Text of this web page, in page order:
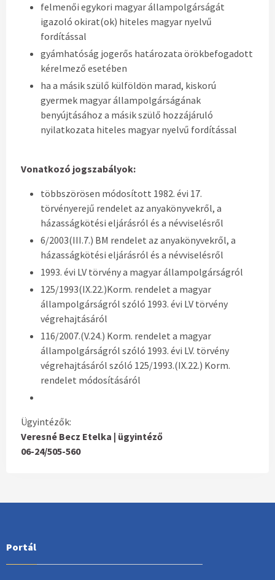
felmenői egykori magyar állampolgárságát
igazoló okirat(ok) hiteles magyar nyelvű
fordítással
gyámhatóság jogerős határozata örökbefogadott
kérelmező esetében
ha a másik szülő külföldön marad, kiskorú
gyermek magyar állampolgárságának
benyújtásához a másik szülő hozzájáruló
nyilatkozata hiteles magyar nyelvű fordítással
Vonatkozó jogszabályok:
többszörösen módosított 1982. évi 17.
törvényerejű rendelet az anyakönyvekről, a
házasságkötési eljárásról és a névviselésről
6/2003(III.7.) BM rendelet az anyakönyvekről, a
házasságkötési eljárásról és a névviselésről
1993. évi LV törvény a magyar állampolgárságról
125/1993(IX.22.)Korm. rendelet a magyar
állampolgárságról szóló 1993. évi LV törvény
végrehajtásáról
116/2007.(V.24.) Korm. rendelet a magyar
állampolgárságról szóló 1993. évi LV. törvény
végrehajtásáról szóló 125/1993.(IX.22.) Korm.
rendelet módosításáról
Ügyintézők:
Veresné Becz Etelka | ügyintéző
06-24/505-560
Portál